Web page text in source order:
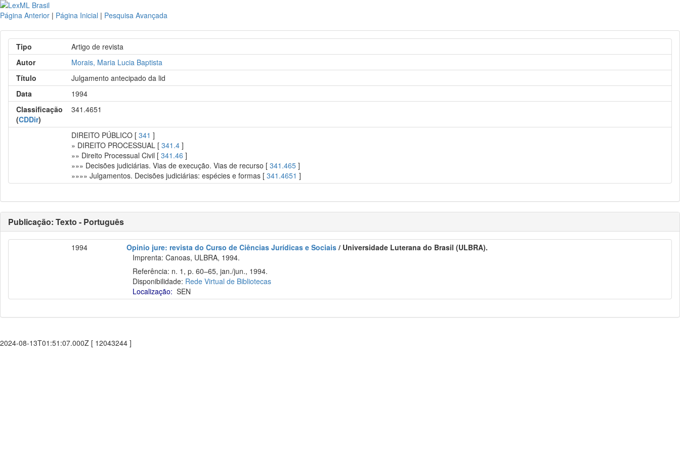
Página Anterior | Página Inicial | Pesquisa Avançada
Tipo
Artigo de revista
Autor
Morais, Maria Lucia Baptista
Título
Julgamento antecipado da lid
Data
1994
Classificação
(CDDir)
341.4651
DIREITO PÚBLICO [341 ]
» DIREITO PROCESSUAL [341.4 ]
»» Direito Processual Civil [341.46 ]
»»» Decisões judiciárias. Vias de execução. Vias de recurso [341.465 ]
»»»» Julgamentos. Decisões judiciárias: espécies e formas [341.4651 ]
Publicação: Texto - Português
1994 Opinio jure: revista do Curso de Ciências Jurídicas e Sociais / Universidade Luterana do Brasil (ULBRA).
Imprenta: Canoas, ULBRA, 1994.
Referência: n. 1, p. 60–65, jan./jun., 1994.
Disponibilidade: Rede Virtual de Bibliotecas
Localização: SEN
2024-08-13T01:51:07.000Z [ 12043244 ]